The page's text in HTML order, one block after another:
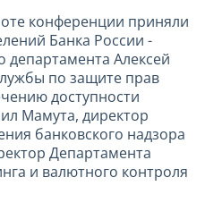
конференции приняли
Банка России -
департамента Алексей
по защите прав
доступности
Мамута, директор
банковского надзора
Департамента
и валютного контроля